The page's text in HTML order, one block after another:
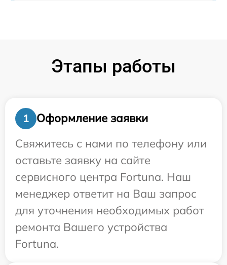
Этапы работы
1
Оформление заявки
Свяжитесь с нами по телефону или
оставьте заявку на сайте
сервисного центра Fortuna. Наш
менеджер ответит на Ваш запрос
для уточнения необходимых работ
ремонта Вашего устройства
Fortuna.